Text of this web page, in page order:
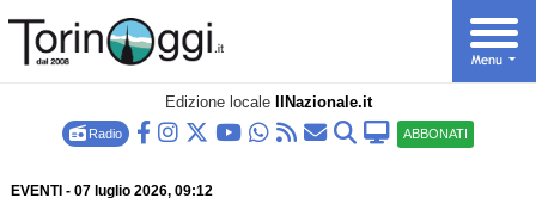
Edizione locale IlNazionale.it
Radio ABBONATI
EVENTI - 07 luglio 2026, 09:12